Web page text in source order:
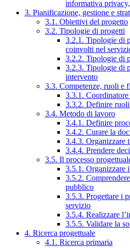
informativa
3. Pianificazione, gestione e
3.1. Obiettivi del progetto
3.2. Tipologie di progetti
3.2.1. Tipologie di
coinvolti nel
3.2.2. Tipologie di
3.2.3. Tipologie di
intervento
3.3. Competenze, ruoli e
3.3.1.
3.3.2. Definire ruoli
3.4. Metodo di lavoro
3.4.1. Definire
3.4.2. Curare la
3.4.3. Organizzare
3.4.4. Prendere
3.5. Il processo
3.5.1. Organizzare
3.5.2.
pubblico
3.5.3. Progettare i
servizio
3.5.4. Realizzare
3.5.5. Validare la
4. Ricerca progettuale
4.1. Ricerca primaria